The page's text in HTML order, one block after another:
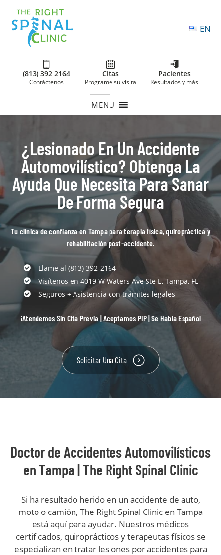
EN
(813) 392 2164
Contáctenos
Citas
Programe su visita
Pacientes
Resultados y más
MENU
¿Lesionado En Un Accidente
Automovilístico? Obtenga La
Ayuda Que Necesita Para Sanar
De Forma Segura
Tu clínica de confianza en Tampa para terapia física, quiropráctica y
rehabilitación post-accidente.
Llame al (813) 392-2164
Visítenos en 4019 W Waters Ave Ste E, Tampa, FL
Seguros + Asistencia con trámites legales
¡Atendemos Sin Cita Previa | Aceptamos PIP | Se Habla Español
Solicitar Una Cita
Doctor de Accidentes Automovilísticos
en Tampa | The Right Spinal Clinic
Si ha resultado herido en un accidente de auto,
moto o camión, The Right Spinal Clinic en Tampa
está aquí para ayudar. Nuestros médicos
certificados, quiroprácticos y terapeutas físicos se
especializan en tratar lesiones por accidentes para